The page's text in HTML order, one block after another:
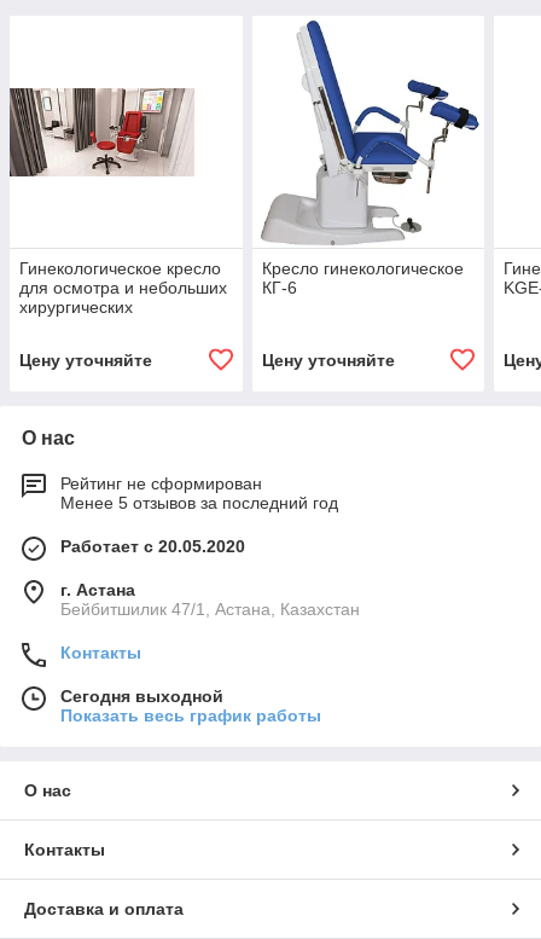
Гинекологическое кресло
для осмотра и небольших
хирургических
Цену уточняйте
Кресло гинекологическое
КГ-6
Цену уточняйте
О нас
Рейтинг не сформирован
Менее 5 отзывов за последний год
Работает с 20.05.2020
г. Астана
Бейбитшилик 47/1, Астана, Казахстан
Контакты
Сегодня выходной
Показать весь график работы
О нас
Контакты
Доставка и оплата